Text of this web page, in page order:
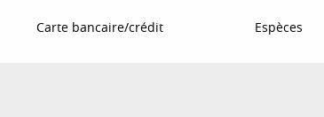
Carte bancaire/crédit Espèces